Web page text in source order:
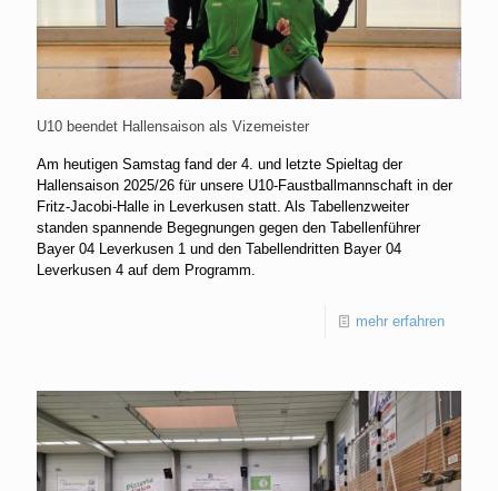
U10 beendet Hallensaison als Vizemeister
Am heutigen Samstag fand der 4. und letzte Spieltag der
Hallensaison 2025/26 für unsere U10-Faustballmannschaft in der
Fritz-Jacobi-Halle in Leverkusen statt. Als Tabellenzweiter
standen spannende Begegnungen gegen den Tabellenführer
Bayer 04 Leverkusen 1 und den Tabellendritten Bayer 04
Leverkusen 4 auf dem Programm.
mehr erfahren